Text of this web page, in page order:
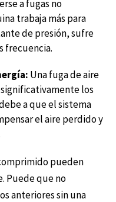
a fugas no
trabaja más para
de presión, sufre
frecuencia.
Una fuga de aire
los
a que el sistema
el aire perdido y
pueden
Puede que no
anteriores sin una